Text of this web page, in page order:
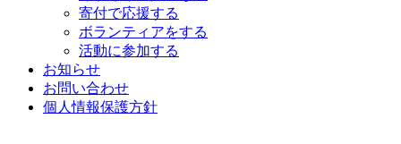
寄付で応援する
ボランティアをする
活動に参加する
お知らせ
お問い合わせ
個人情報保護方針